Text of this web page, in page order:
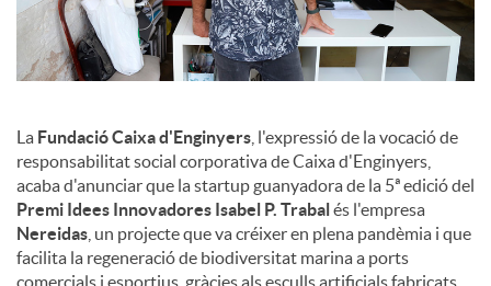
u
t
s
La Fundació Caixa d'Enginyers , l'expressió de la vocació de
responsabilitat social corporativa de Caixa d'Enginyers,
acaba d'anunciar que la startup guanyadora de la 5ª edició del
Premi Idees Innovadores Isabel P. Trabalés l'empresa
Nereidas , un projecte que va créixer en plena pandèmia i que
facilita la regeneració de biodiversitat marina a ports
comercials i esportius, gràcies als esculls artificials fabricats